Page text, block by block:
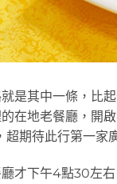
是其中一條，比
在地老餐廳，開
期待此行第一家
才下午4點30左